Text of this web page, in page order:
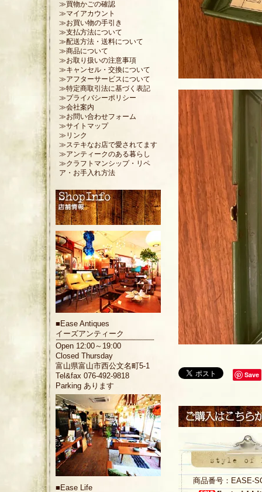
Save
商品番号：EASE-
≫買物かごの確認
≫マイアカウント
≫お買い物の手引き
≫支払方法について
≫配送方法・送料について
≫商品について
≫お取り扱いの注意事項
≫キャンセル・交換について
≫アフターサービスについて
≫特定商取引法に基づく表記
≫プライバシーポリシー
≫会社案内
≫お問い合わせフォーム
≫サイトマップ
≫リンク
≫ステキなお店で愛されてます
≫アンティークのある暮らし
≫クラフトマンシップ・リペ
ア・お手入れ方法
■ Ease Antiques
イーズアンティーク
Open 12:00～19:00
Closed Thursday
富山県富山市西公文名町5-1
Tel&fax 076-492-9818
Parking あります
■ Ease Life